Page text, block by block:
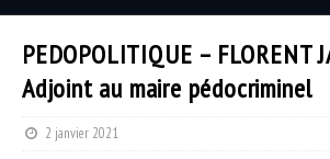
PEDOPOLITIQUE – FLORENT
Adjoint au maire pédocriminel
2 janvier 2021